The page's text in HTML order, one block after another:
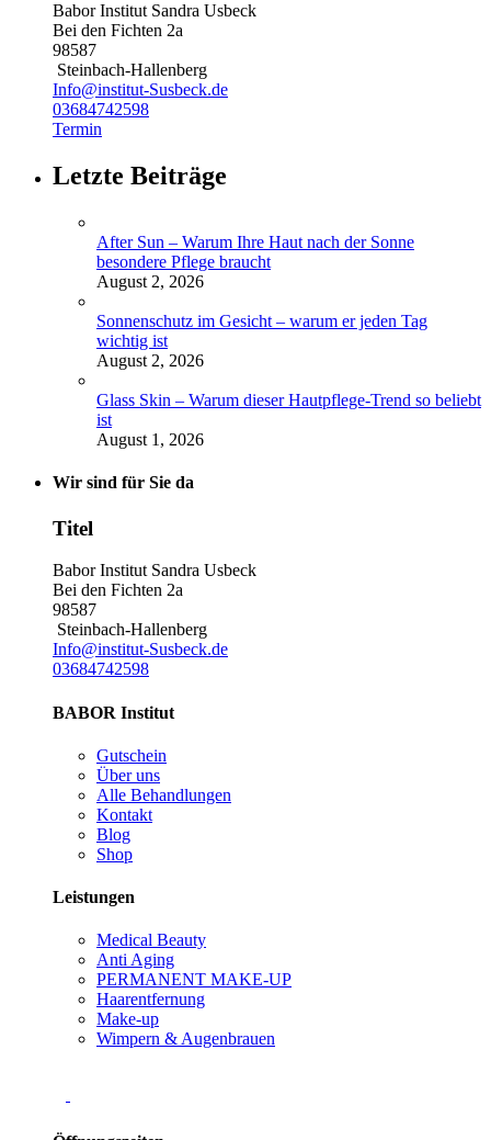
Babor Institut Sandra Usbeck
Bei den Fichten 2a
98587
Steinbach-Hallenberg
Info@institut-Susbeck.de
03684742598
Termin
Letzte Beiträge
After Sun – Warum Ihre Haut nach der Sonne
besondere Pflege braucht
August 2, 2026
Sonnenschutz im Gesicht – warum er jeden Tag
wichtig ist
August 2, 2026
Glass Skin – Warum dieser Hautpflege-Trend so beliebt
ist
August 1, 2026
Wir sind für Sie da
Titel
Babor Institut Sandra Usbeck
Bei den Fichten 2a
98587
Steinbach-Hallenberg
Info@institut-Susbeck.de
03684742598
BABOR Institut
Gutschein
Über uns
Alle Behandlungen
Kontakt
Blog
Shop
Leistungen
Medical Beauty
Anti Aging
PERMANENT MAKE-UP
Haarentfernung
Make-up
Wimpern & Augenbrauen